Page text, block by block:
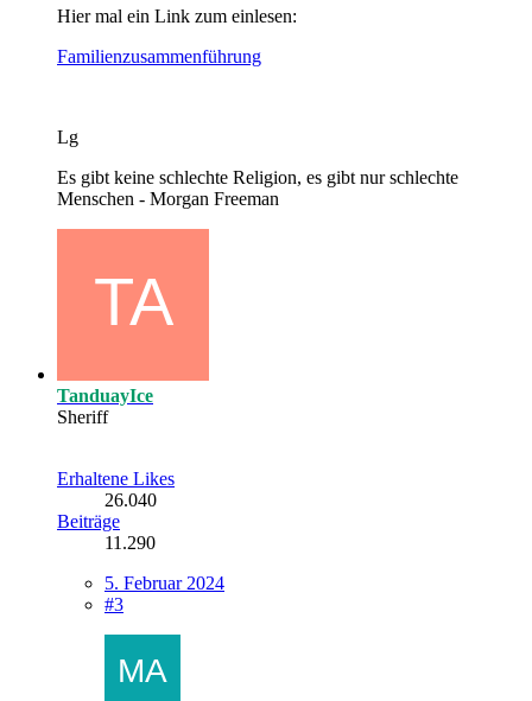
Hier mal ein Link zum einlesen:
Familienzusammenführung
Lg
Es gibt keine schlechte Religion, es gibt nur schlechte
Menschen - Morgan Freeman
TanduayIce
Sheriff
Erhaltene Likes
26.040
Beiträge
11.290
5. Februar 2024
#3